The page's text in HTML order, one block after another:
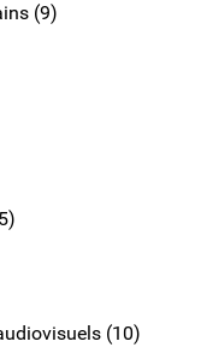
(9)
(10)